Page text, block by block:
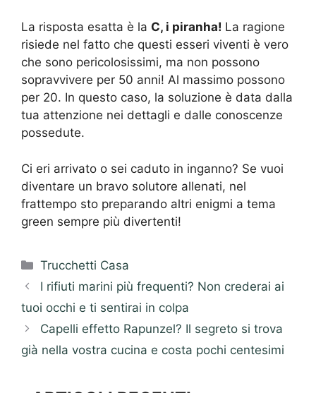
La risposta esatta è la C, i piranha! La ragione
risiede nel fatto che questi esseri viventi è vero
che sono pericolosissimi, ma non possono
sopravvivere per 50 anni! Al massimo possono
per 20. In questo caso, la soluzione è data dalla
tua attenzione nei dettagli e dalle conoscenze
possedute.
Ci eri arrivato o sei caduto in inganno? Se vuoi
diventare un bravo solutore allenati, nel
frattempo sto preparando altri enigmi a tema
green sempre più divertenti!
Categorie
Trucchetti Casa
I rifiuti marini più frequenti? Non crederai ai
tuoi occhi e ti sentirai in colpa
Capelli effetto Rapunzel? Il segreto si trova
già nella vostra cucina e costa pochi centesimi